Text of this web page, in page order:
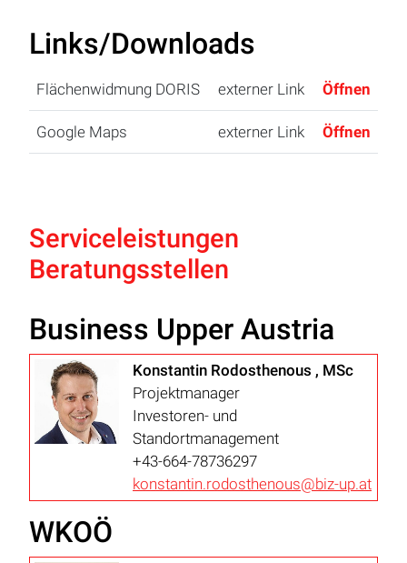
Links/Downloads
Flächenwidmung DORIS externer Link Öffnen
Google Maps externer Link Öffnen
Serviceleistungen
Beratungsstellen
Business Upper Austria
Konstantin Rodosthenous , MSc
Projektmanager
Investoren- und
Standortmanagement
+43-664-78736297
konstantin.rodosthenous@biz-up.at
WKOÖ